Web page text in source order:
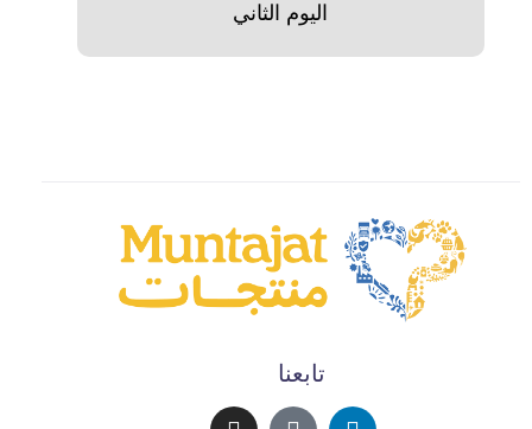
اليوم الثاني
تابعنا